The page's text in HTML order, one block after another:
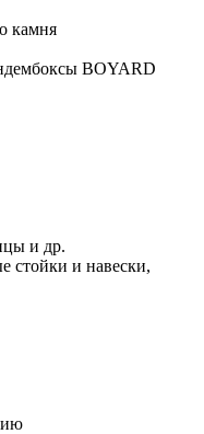
камня
BOYARD
и др.
стойки и навески,